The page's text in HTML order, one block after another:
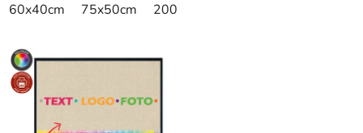
60x40cm 75x50cm 200x100cm